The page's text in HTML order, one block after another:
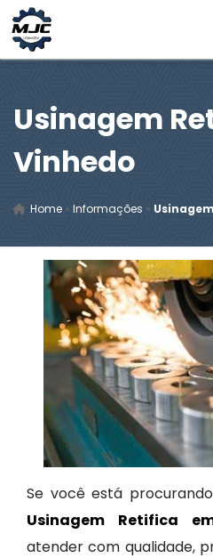
Usinagem
Vinhedo
Home » Informações »
Se você está
Usinagem Retifica
atender com qualidade,